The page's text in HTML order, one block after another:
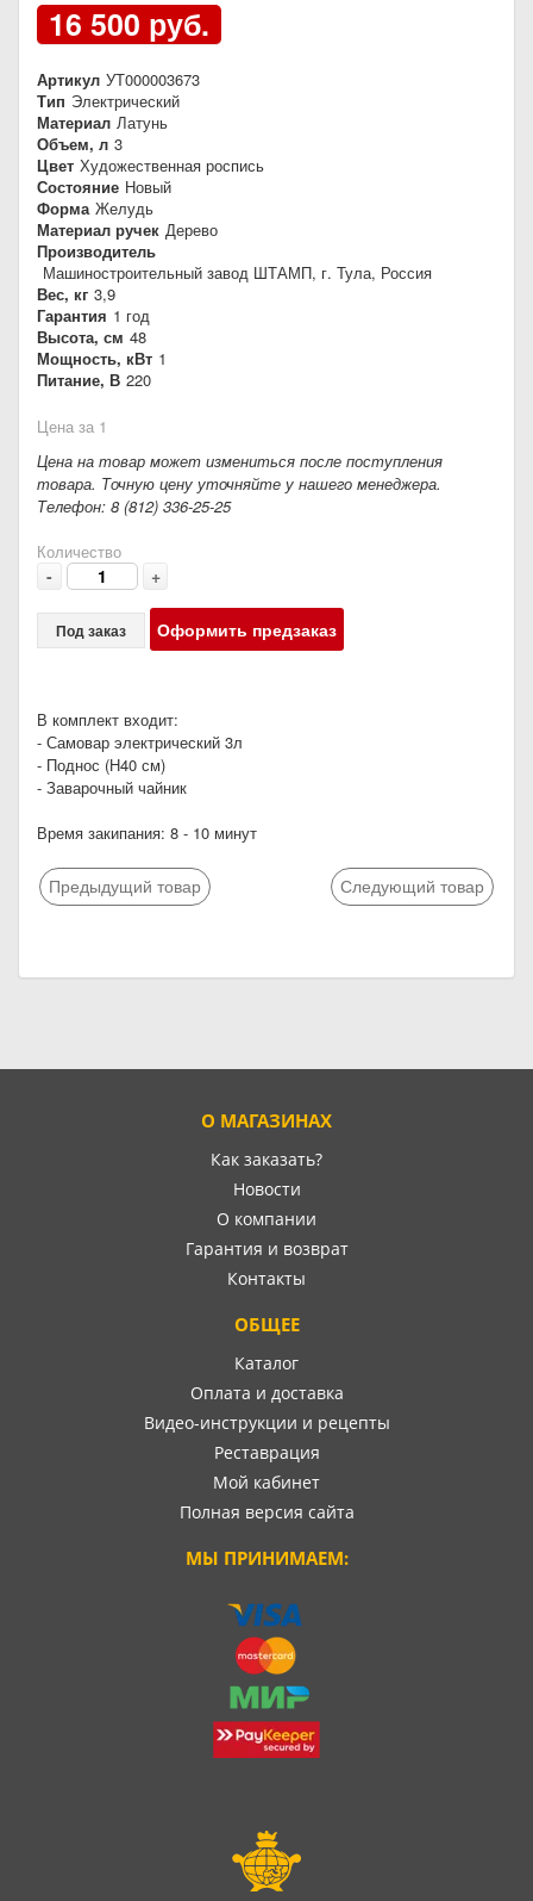
16 500 руб.
Артикул УТ000003673
Тип Электрический
Материал Латунь
Объем, л 3
Цвет Художественная роспись
Состояние Новый
Форма Желудь
Материал ручек Дерево
Производитель
Машиностроительный завод ШТАМП, г. Тула, Россия
Вес, кг 3,9
Гарантия 1 год
Высота, см 48
Мощность, кВт 1
Питание, В 220
Цена за 1
Цена на товар может измениться после поступления
товара. Точную цену уточняйте у нашего менеджера.
Телефон: 8 (812) 336-25-25
Количество
- +
Под заказ Оформить предзаказ
В комплект входит:
- Самовар электрический 3л
- Поднос (Н40 см)
- Заварочный чайник
Время закипания: 8 - 10 минут
Предыдущий товар Следующий товар
О МАГАЗИНАХ
Как заказать?
Новости
О компании
Гарантия и возврат
Контакты
ОБЩЕЕ
Каталог
Оплата и доставка
Видео-инструкции и рецепты
Реставрация
Мой кабинет
Полная версия сайта
МЫ ПРИНИМАЕМ: